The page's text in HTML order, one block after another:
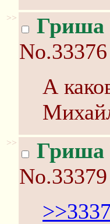
>> Гриша
No.33376
А
>> Гриша
No.33379